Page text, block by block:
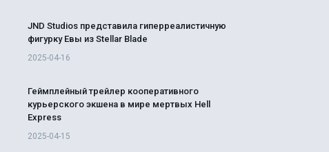
JND Studios представила гиперреалистичную
фигурку Евы из Stellar Blade
2025-04-16
Геймплейный трейлер кооперативного
курьерского экшена в мире мертвых Hell
Express
2025-04-15